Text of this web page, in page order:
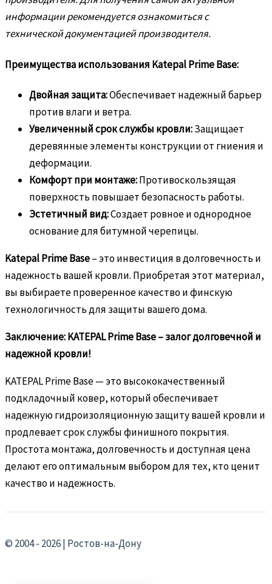
информации рекомендуется ознакомиться с
технической документацией производителя.
Преимущества использования Katepal Prime Base:
Двойная защита:Обеспечивает надежный барьер
против влаги и ветра.
Увеличенный срок службы кровли:Защищает
деревянные элементы конструкции от гниения и
деформации.
Комфорт при монтаже:Противоскользящая
поверхность повышает безопасность работы.
Эстетичный вид:Создает ровное и однородное
основание для битумной черепицы.
Katepal Prime Base– это инвестиция в долговечность и
надежность вашей кровли. Приобретая этот материал,
вы выбираете проверенное качество и финскую
технологичность для защиты вашего дома.
Заключение: KATEPAL Prime Base – залог долговечной и
надежной кровли!
KATEPAL Prime Base — это высококачественный
подкладочный ковер, который обеспечивает
надежную гидроизоляционную защиту вашей кровли и
продлевает срок службы финишного покрытия.
Простота монтажа, долговечность и доступная цена
делают его оптимальным выбором для тех, кто ценит
качество и надежность.
© 2004 - 2026 | Ростов-на-Дону